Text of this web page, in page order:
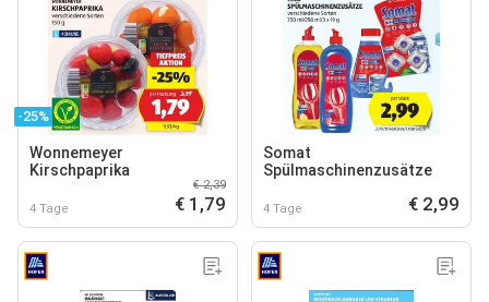
-25%
Wonnemeyer
Kirschpaprika
4 Tage
€ 2,39
€ 1,79
Somat
Spülmaschinenzusätze
4 Tage € 2,99